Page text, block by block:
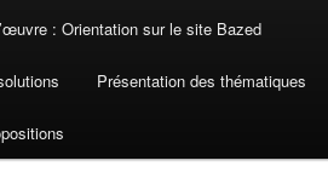
: Orientation sur le site Bazed
Présentation des thématiques